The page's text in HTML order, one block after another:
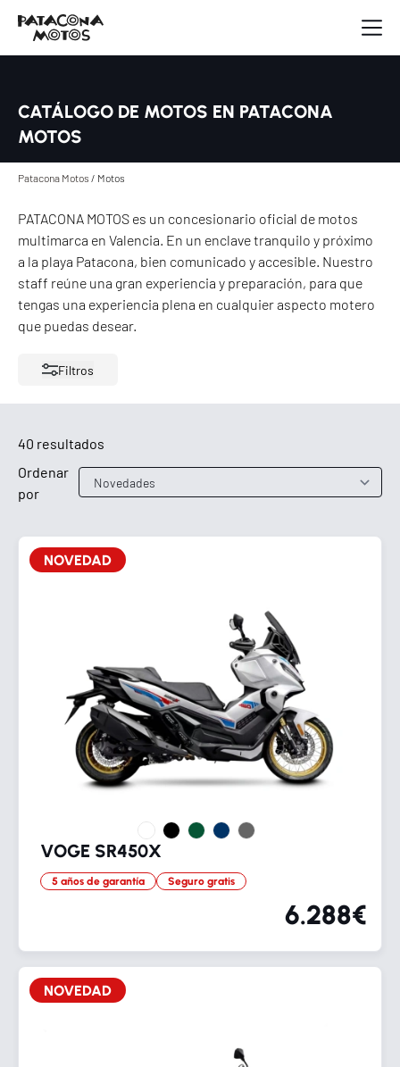
CATÁLOGO DE MOTOS EN PATACONA
MOTOS
Patacona Motos/ Motos
PATACONA MOTOS es un concesionario oficial de motos
multimarca en Valencia. En un enclave tranquilo y próximo
a la playa Patacona, bien comunicado y accesible. Nuestro
staff reúne una gran experiencia y preparación, para que
tengas una experiencia plena en cualquier aspecto motero
que puedas desear.
Filtros
40 resultados
Ordenar
por
NOVEDAD
VOGE SR450X
5 años de garantía Seguro gratis
6.288€
NOVEDAD